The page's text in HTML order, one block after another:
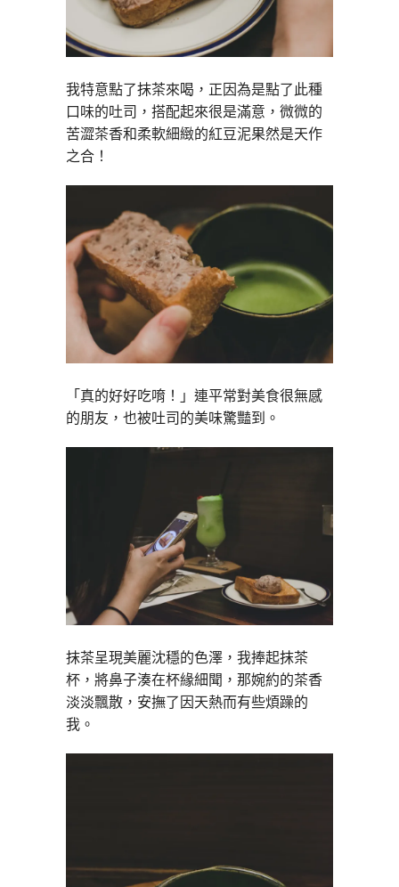
我特意點了抹茶來喝，正因為是點了此種
口味的吐司，搭配起來很是滿意，微微的
苦澀茶香和柔軟細緻的紅豆泥果然是天作
之合！
「真的好好吃唷！」連平常對美食很無感
的朋友，也被吐司的美味驚豔到。
抹茶呈現美麗沈穩的色澤，我捧起抹茶
杯，將鼻子湊在杯緣細聞，那婉約的茶香
淡淡飄散，安撫了因天熱而有些煩躁的
我。